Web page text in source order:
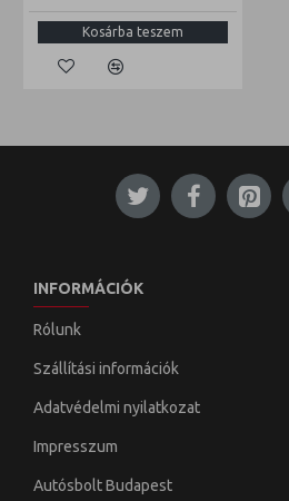
Kosárba teszem
INFORMÁCIÓK
Rólunk
Szállítási információk
Adatvédelmi nyilatkozat
Impresszum
Autósbolt Budapest